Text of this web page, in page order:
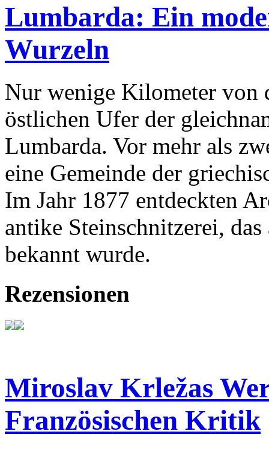
Lumbarda: Ein
Wurzeln
Nur wenige Kilometer von
östlichen Ufer der
Lumbarda. Vor mehr als
eine Gemeinde der
Im Jahr 1877 entdeckten
antike Steinschnitzerei,
bekannt wurde.
Rezensionen
Miroslav Krležas
Französischen Kritik